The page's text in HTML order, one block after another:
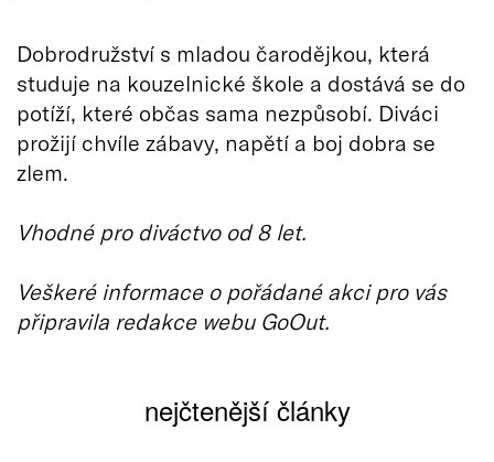
Dobrodružství s mladou čarodějkou, která
studuje na kouzelnické škole a dostává se do
potíží, které občas sama nezpůsobí. Diváci
prožijí chvíle zábavy, napětí a boj dobra se
zlem.
Vhodné pro diváctvo od 8 let.
Veškeré informace o pořádané akci pro vás
připravila redakce webu GoOut.
nejčtenější články